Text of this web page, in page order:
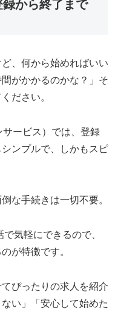
から終了まで
、何から始めればいい
がかかるのかな？」そ
ださい。
サービス）では、登録
ンプルで、しかもスピ
な手続きは一切不要。
気軽にできるので、
が特徴です。
ぴったりの求人を紹介
い」「安心して始めた